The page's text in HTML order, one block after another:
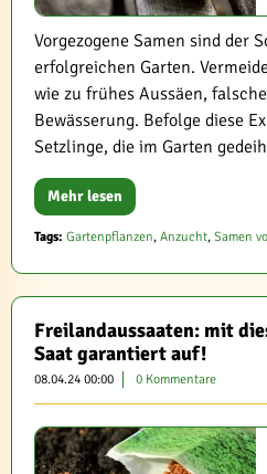
Vorgezogene Samen sind der
erfolgreichen Garten.
wie zu frühes Aussäen,
Bewässerung. Befolge diese
Setzlinge, die im Garten
Mehr lesen
Tags: Gartenpflanzen, Anzucht, Samen
Freilandaussaaten: mit
Saat garantiert auf!
08.04.24 00:00 0 Kommentare